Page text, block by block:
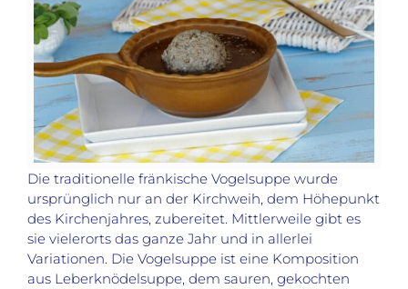
Die traditionelle fränkische Vogelsuppe wurde
ursprünglich nur an der Kirchweih, dem Höhepunkt
des Kirchenjahres, zubereitet. Mittlerweile gibt es
sie vielerorts das ganze Jahr und in allerlei
Variationen. Die Vogelsuppe ist eine Komposition
aus Leberknödelsuppe, dem sauren, gekochten